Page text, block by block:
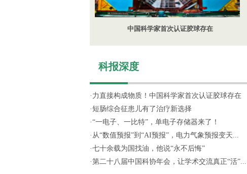
中国科学家首次认证胶球存在
科报深度
· 力直接构成物质！中国科学家首次认证胶球存在
· 短肠综合征患儿有了治疗新选择
·“一电子、一比特”，单电子存储器来了！
· 从“数值预报”到“AI预报”，电力气象预报变天...
·七十余载为国找油，他说“永不后悔”
·第二十八届中国科协年会，让学术交流真正“活”...